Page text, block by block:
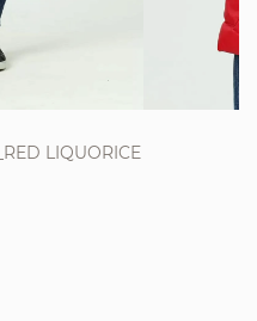
LIQUORICE